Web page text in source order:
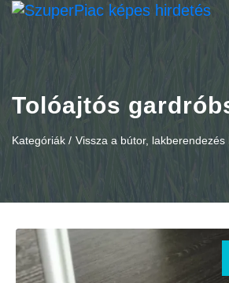
Tolóajtós
Kategóriák / Vissza a bútor,